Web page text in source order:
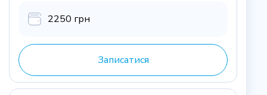
2250 грн
Записатися